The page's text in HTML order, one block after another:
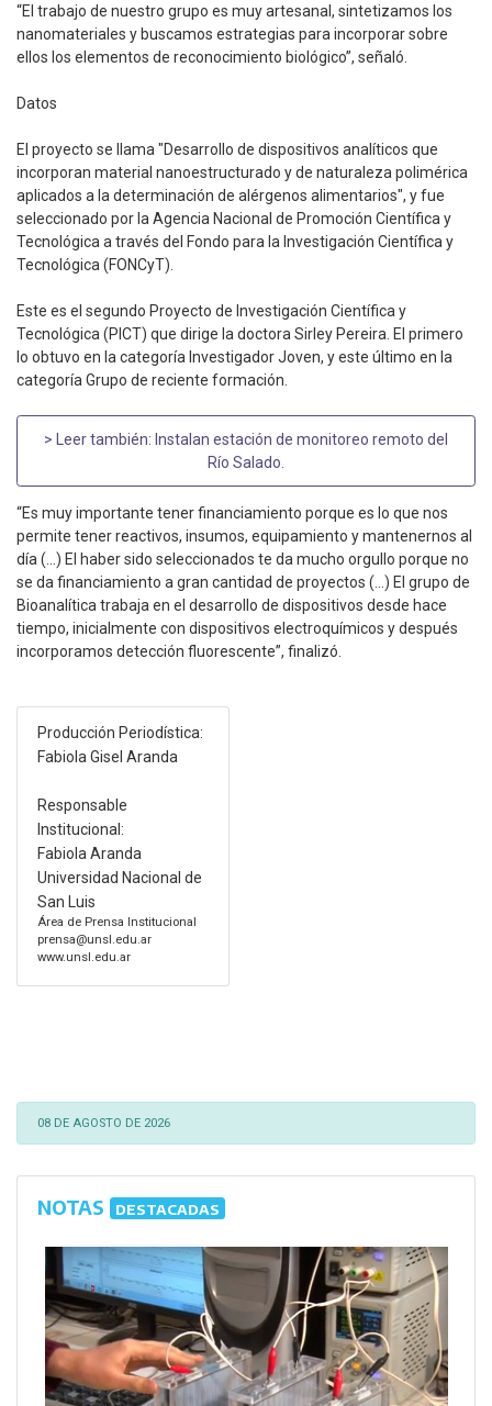
“El trabajo de nuestro grupo es muy artesanal, sintetizamos los
nanomateriales y buscamos estrategias para incorporar sobre
ellos los elementos de reconocimiento biológico”, señaló.
Datos
El proyecto se llama "Desarrollo de dispositivos analíticos que
incorporan material nanoestructurado y de naturaleza polimérica
aplicados a la determinación de alérgenos alimentarios", y fue
seleccionado por la Agencia Nacional de Promoción Científica y
Tecnológica a través del Fondo para la Investigación Científica y
Tecnológica (FONCyT).
Este es el segundo Proyecto de Investigación Científica y
Tecnológica (PICT) que dirige la doctora Sirley Pereira. El primero
lo obtuvo en la categoría Investigador Joven, y este último en la
categoría Grupo de reciente formación.
> Leer también: Instalan estación de monitoreo remoto del
Río Salado
“Es muy importante tener financiamiento porque es lo que nos
permite tener reactivos, insumos, equipamiento y mantenernos al
día (…) El haber sido seleccionados te da mucho orgullo porque no
se da financiamiento a gran cantidad de proyectos (…) El grupo de
Bioanalítica trabaja en el desarrollo de dispositivos desde hace
tiempo, inicialmente con dispositivos electroquímicos y después
incorporamos detección fluorescente”, finalizó.
Producción Periodística:
Fabiola Gisel Aranda
Responsable
Institucional:
Fabiola Aranda
Universidad Nacional de
San Luis
Área de Prensa Institucional
prensa@unsl.edu.ar
www.unsl.edu.ar
08 DE AGOSTO DE 2026
NOTAS DESTACADAS